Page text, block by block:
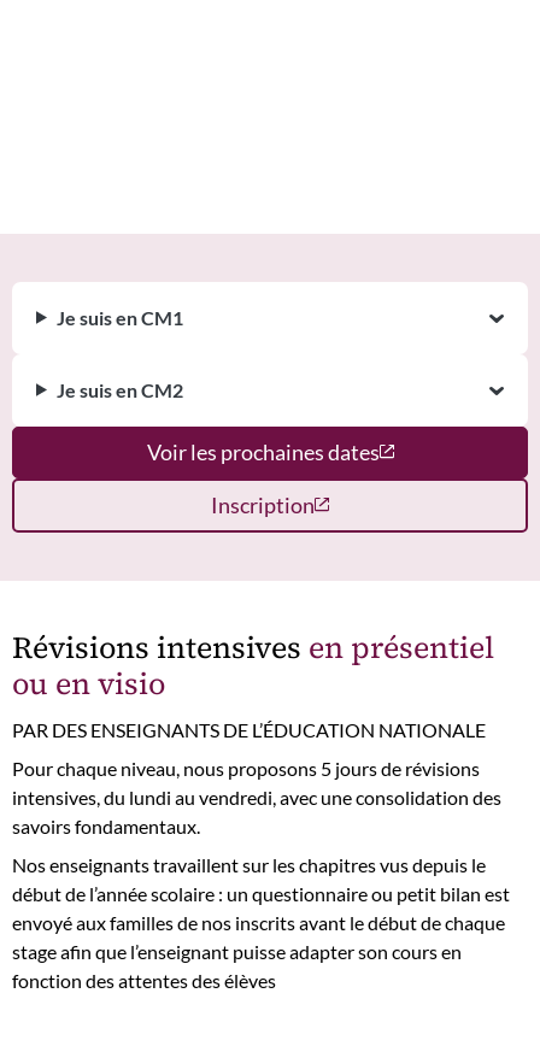
Je suis en CM1
Je suis en CM2
Voir les prochaines dates
Inscription
Révisions intensives en présentiel
ou en visio
PAR DES ENSEIGNANTS DE L’ÉDUCATION NATIONALE
Pour chaque niveau, nous proposons 5 jours de révisions
intensives, du lundi au vendredi, avec une consolidation des
savoirs fondamentaux.
Nos enseignants travaillent sur les chapitres vus depuis le
début de l’année scolaire : un questionnaire ou petit bilan est
envoyé aux familles de nos inscrits avant le début de chaque
stage afin que l’enseignant puisse adapter son cours en
fonction des attentes des élèves